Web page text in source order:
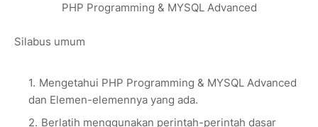
PHP Programming & MYSQL Advanced
Silabus umum
Mengetahui PHP Programming & MYSQL Advanced
dan Elemen-elemennya yang ada.
Berlatih menggunakan perintah-perintah dasar